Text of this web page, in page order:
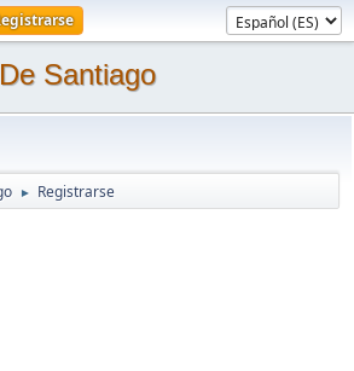
Santiago
► Registrarse